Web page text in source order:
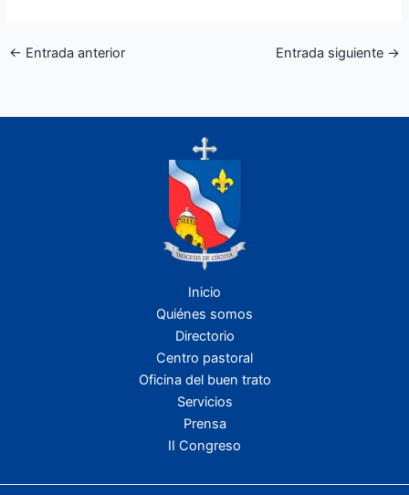
← Entrada anterior Entrada siguiente →
Inicio
Quiénes somos
Directorio
Centro pastoral
Oficina del buen trato
Servicios
Prensa
II Congreso